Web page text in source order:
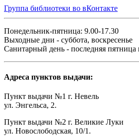
Группа библиотеки во вКонтакте
Понедельник-пятница: 9.00-17.30
Выходные дни - суббота, воскресенье
Санитарный день - последняя пятница
Адреса пунктов выдачи:
Пункт выдачи №1 г. Невель
ул. Энгельса, 2.
Пункт выдачи №2 г. Великие Луки
ул. Новослободская, 10/1.